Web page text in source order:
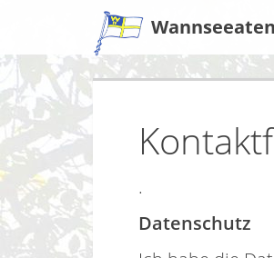
.
Datenschutz